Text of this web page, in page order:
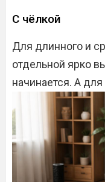
С чёлкой
Для длинного и
отдельной ярко
начинается. А